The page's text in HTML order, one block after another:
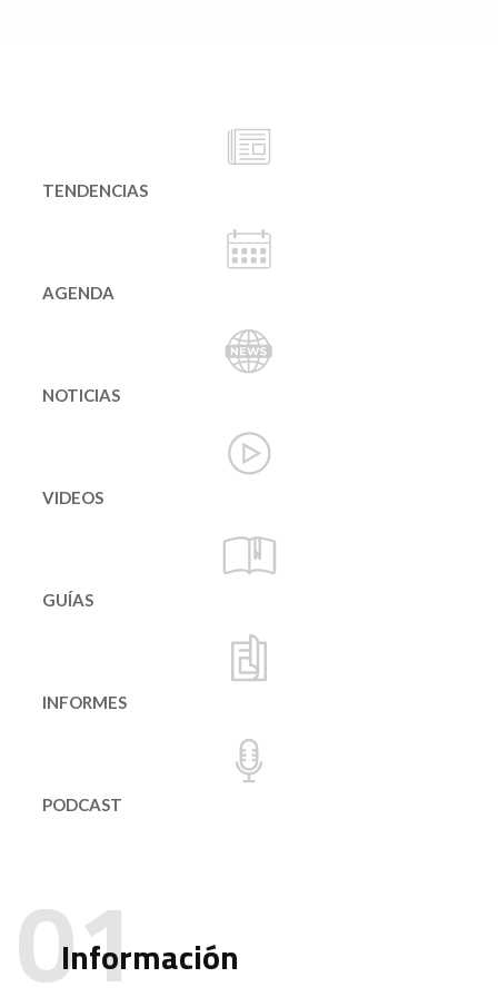
TENDENCIAS
AGENDA
NOTICIAS
VIDEOS
GUÍAS
INFORMES
PODCAST
Información